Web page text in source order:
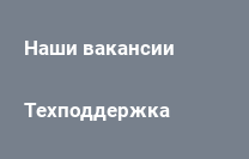
Наши вакансии
Техподдержка